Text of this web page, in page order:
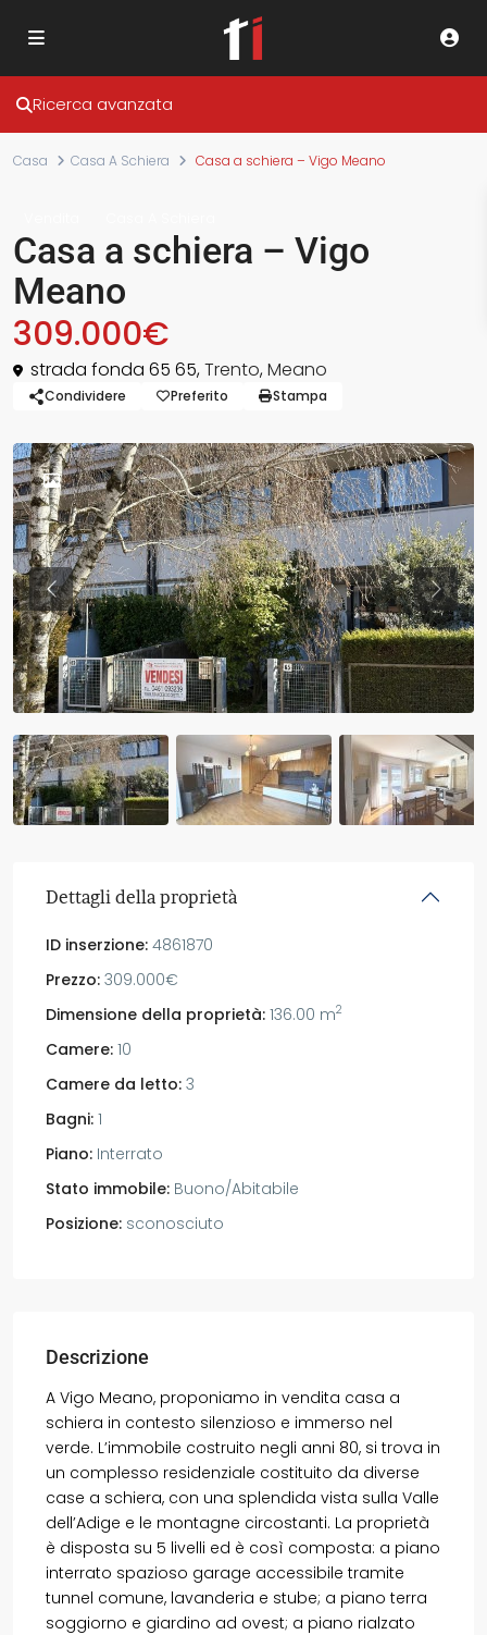
Ricerca avanzata
Casa Casa A Schiera Casa a schiera – Vigo Meano
Casa a schiera – Vigo
Meano
309.000€
strada fonda 65 65,Trento,Meano
Condividere Preferito Stampa
Previous
Dettagli della proprietà
ID inserzione: 4861870
Prezzo: 309.000€
Dimensione della proprietà: 136.00 m2
Camere: 10
Camere da letto: 3
Bagni: 1
Piano: Interrato
Stato immobile: Buono/Abitabile
Posizione: sconosciuto
Descrizione
A Vigo Meano, proponiamo in vendita casa a
schiera in contesto silenzioso e immerso nel
verde. L’immobile costruito negli anni 80, si trova in
un complesso residenziale costituito da diverse
case a schiera, con una splendida vista sulla Valle
dell’Adige e le montagne circostanti. La proprietà
è disposta su 5 livelli ed è così composta: a piano
interrato spazioso garage accessibile tramite
tunnel comune, lavanderia e stube; a piano terra
soggiorno e giardino ad ovest; a piano rialzato